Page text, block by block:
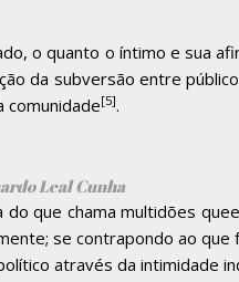
o quanto o íntimo e sua
da subversão entre
comunidade[5].
Leal Cunha
que chama multidões
se contrapondo ao
através da intimidade